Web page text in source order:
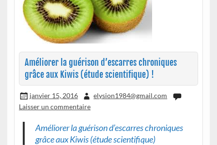
Améliorer la guérison d’escarres chroniques
grâce aux Kiwis (étude scientifique) !
janvier 15, 2016
elysion1984@gmail.com
Laisser un commentaire
Améliorer la guérison d’escarres chroniques
grâce aux Kiwis (étude scientifique)